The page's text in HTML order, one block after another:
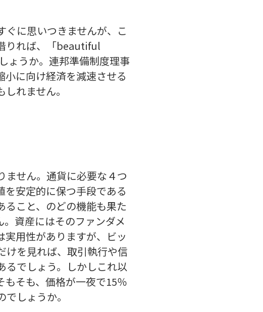
ぐに思いつきませんが、こ
りれば、「beautiful
ょうか。連邦準備制度理事
に向け経済を減速させる
れません。
ません。通貨に必要な４つ
安定的に保つ手段である
ること、のどの機能も果た
資産にはそのファンダメ
用性がありますが、ビッ
けを見れば、取引執行や信
るでしょう。しかしこれ以
そも、価格が一夜で15％
しょうか。